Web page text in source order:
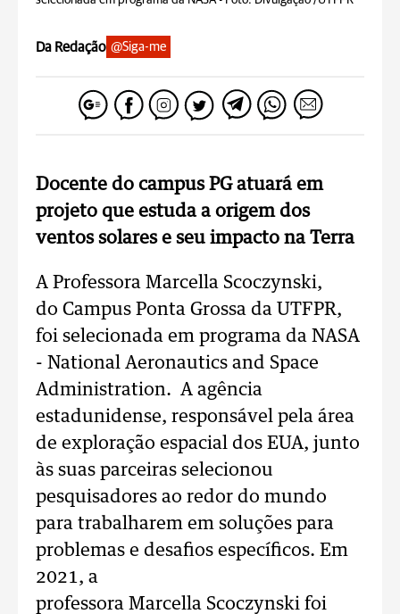
Da Redação @Siga-me
Docente do campus PG atuará em
projeto que estuda a origem dos
ventos solares e seu impacto na Terra
A Professora Marcella Scoczynski,
do Campus Ponta Grossa da UTFPR,
foi selecionada em programa da NASA
- National Aeronautics and Space
Administration. A agência
estadunidense, responsável pela área
de exploração espacial dos EUA, junto
às suas parceiras selecionou
pesquisadores ao redor do mundo
para trabalharem em soluções para
problemas e desafios específicos. Em
2021, a
professora Marcella Scoczynski foi